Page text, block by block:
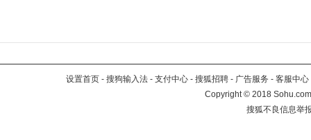
设置首页 - 搜狗输入法 - 支付中心 - 搜狐招聘 - 广告服务 - 客服中心
Copyright©2018
搜狐不良信息举